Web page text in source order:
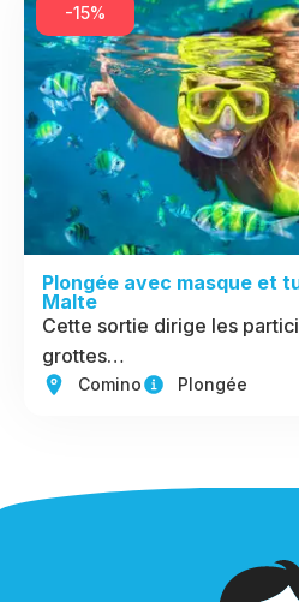
-15%
Plongée avec masque et
Malte
Cette sortie dirige les
grottes…
Comino Plongée